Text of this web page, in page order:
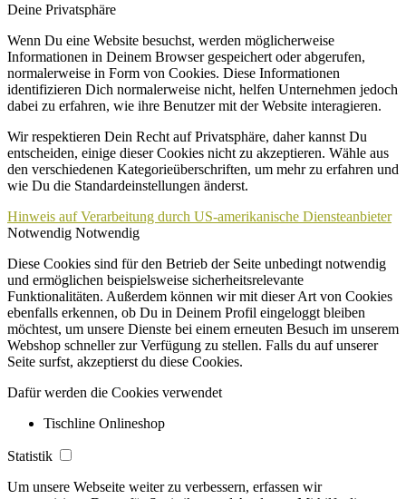
Deine Privatsphäre
Wenn Du eine Website besuchst, werden möglicherweise
Informationen in Deinem Browser gespeichert oder abgerufen,
normalerweise in Form von Cookies. Diese Informationen
identifizieren Dich normalerweise nicht, helfen Unternehmen jedoch
dabei zu erfahren, wie ihre Benutzer mit der Website interagieren.
Wir respektieren Dein Recht auf Privatsphäre, daher kannst Du
entscheiden, einige dieser Cookies nicht zu akzeptieren. Wähle aus
den verschiedenen Kategorieüberschriften, um mehr zu erfahren und
wie Du die Standardeinstellungen änderst.
Hinweis auf Verarbeitung durch US-amerikanische Diensteanbieter
Notwendig Notwendig
Diese Cookies sind für den Betrieb der Seite unbedingt notwendig
und ermöglichen beispielsweise sicherheitsrelevante
Funktionalitäten. Außerdem können wir mit dieser Art von Cookies
ebenfalls erkennen, ob Du in Deinem Profil eingeloggt bleiben
möchtest, um unsere Dienste bei einem erneuten Besuch im unserem
Webshop schneller zur Verfügung zu stellen. Falls du auf unserer
Seite surfst, akzeptierst du diese Cookies.
Dafür werden die Cookies verwendet
Tischline Onlineshop
Statistik
Um unsere Webseite weiter zu verbessern, erfassen wir